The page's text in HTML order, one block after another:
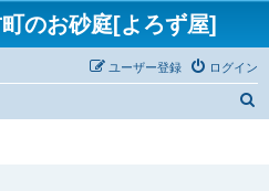
のお砂庭[よろず屋]
ログイン
ユーザー登録